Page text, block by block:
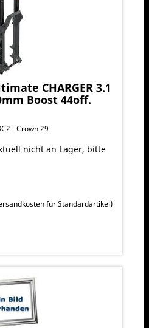
CHARGER 3.1
Boost 44off.
- Crown 29
nicht an Lager, bitte
für Standardartikel)